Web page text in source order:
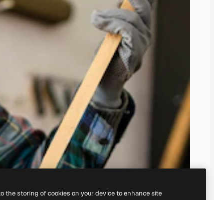
the storing of cookies on your device to enhance site